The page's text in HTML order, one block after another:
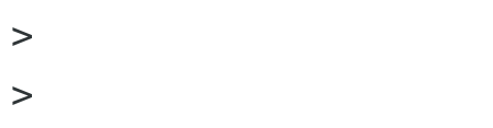
>
>